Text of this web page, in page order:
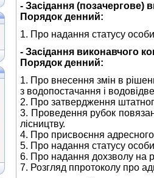
- Засідання (позачергове)
Порядок денний:
1. Про надання статусу
- Засідання виконавчого
Порядок денний:
1. Про внесення змін в
з водопостачання і
2. Про затвердження
3. Проведення рубок
лісництву.
4. Про присвоєння
5. Про надання статусу
6. Про надання дохзволу на
7. Розгляд ппротоколу про